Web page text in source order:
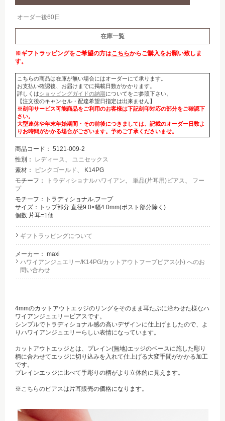
オーダー後60日
在庫一覧
※ギフトラッピングをご希望の方はこちらからご購入をお願い致しま
す。
こちらの商品は在庫が無い場合にはオーダーにて承ります。
お支払い確認後、お届けまでに掲載日数がかかります。
詳しくはショッピングガイドの納期についてをご参照下さい。
【注文後のキャンセル・配達希望日指定は出来ません】
※刻印サービス可能商品をご利用のお客様は下記刻印対応の部分をご確認下
さい。
大型連休や年末年始期間・その前後につきましては、記載のオーダー日数よ
りお時間がかかる場合がございます。予めご了承くださいませ。
商品コード： 5121-009-2
性別：
レディース、 ユニセックス
素材：
ピンクゴールド、 K14PG
モチーフ：
トラディショナルハワイアン、 単品(片耳用)ピアス、 フー
プ
モチーフ：トラディショナル,フープ
サイズ：トップ部分:直径9.0×幅4.0mm(ポスト部分除く)
個数:片耳=1個
ギフトラッピングについて
メーカー： maxi
ハワイアンジュエリー/K14PG/カットアウトフープピアス(小) へのお
問い合わせ
4mmのカットアウトエッジのリングをそのまま耳たぶに沿わせた様なハ
ワイアンジュエリーピアスです。
シンプルでトラディショナル感の高いデザインに仕上げましたので、よ
りハワイアンジュエリーらしい表情になっています。
カットアウトエッジとは、プレイン(無地)エッジのベースに施した彫り
柄に合わせてエッジに切り込みを入れて仕上げる大変手間がかかる加工
です。
プレインエッジに比べて手彫りの柄がより立体的に見えます。
※こちらのピアスは片耳販売の価格になります。